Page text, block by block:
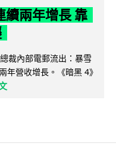
續兩年增長 靠
裁內部電郵流出：暴雪
年營收增長。《暗黑 4》